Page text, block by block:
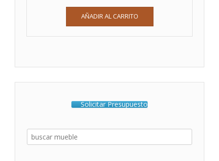
AÑADIR AL CARRITO
Solicitar Presupuesto